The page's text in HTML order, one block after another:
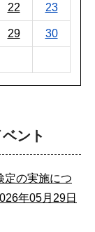
22 23
29 30
ント
定の実施につ
年05月29日